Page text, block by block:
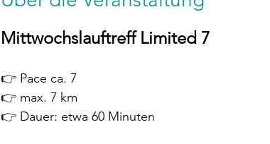
Mittwochslauftreff Limited 7
👉 Pace ca. 7
👉 max. 7 km
👉 Dauer: etwa 60 Minuten